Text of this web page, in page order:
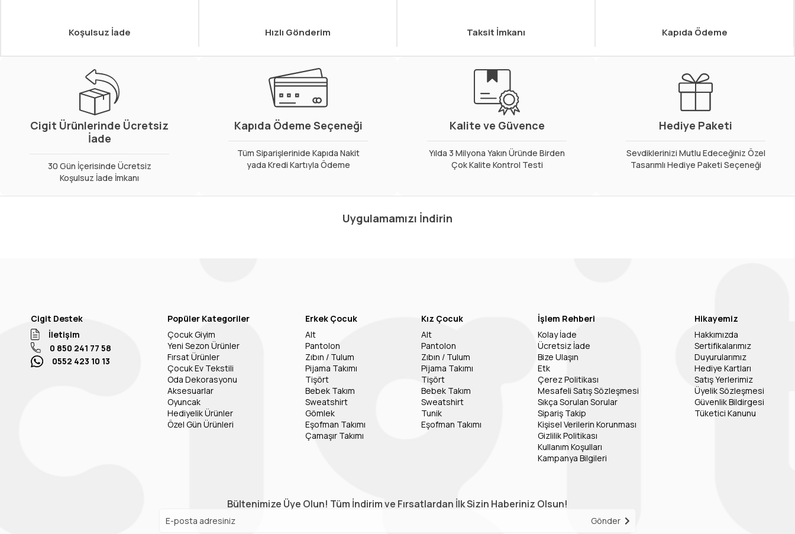
Koşulsuz İade Hızlı Gönderim Taksit İmkanı Kapıda Ödeme
Cigit Ürünlerinde Ücretsiz
İade
30 Gün İçerisinde Ücretsiz
Koşulsuz İade İmkanı
Kapıda Ödeme Seçeneği
Tüm Siparişlerinide Kapıda Nakit
yada Kredi Kartıyla Ödeme
Kalite ve Güvence
Yılda 3 Milyona Yakın Üründe Birden
Çok Kalite Kontrol Testi
Hediye Paketi
Sevdiklerinizi Mutlu Edeceğiniz Özel
Tasarımlı Hediye Paketi Seçeneği
Uygulamamızı İndirin
Cigit Destek
İletişim
0 850 241 77 58
0552 423 10 13
Popüler Kategoriler
Çocuk Giyim
Yeni Sezon Ürünler
Fırsat Ürünler
Çocuk Ev Tekstili
Oda Dekorasyonu
Aksesuarlar
Oyuncak
Hediyelik Ürünler
Özel Gün Ürünleri
Erkek Çocuk
Alt
Pantolon
Zıbın / Tulum
Pijama Takımı
Tişört
Bebek Takım
Sweatshirt
Gömlek
Eşofman Takımı
Çamaşır Takımı
Kız Çocuk
Alt
Pantolon
Zıbın / Tulum
Pijama Takımı
Tişört
Bebek Takım
Sweatshirt
Tunik
Eşofman Takımı
İşlem Rehberi
Kolay İade
Ücretsiz İade
Bize Ulaşın
Etk
Çerez Politikası
Mesafeli Satış Sözleşmesi
Sıkça Sorulan Sorular
Sipariş Takip
Kişisel Verilerin Korunması
Gizlilik Politikası
Kullanım Koşulları
Kampanya Bilgileri
Hikayemiz
Hakkımızda
Sertifikalarımız
Duyurularımız
Hediye Kartları
Satış Yerlerimiz
Üyelik Sözleşmesi
Güvenlik Bildirgesi
Tüketici Kanunu
Bültenimize Üye Olun! Tüm İndirim ve Fırsatlardan İlk Sizin Haberiniz Olsun!
Gönder